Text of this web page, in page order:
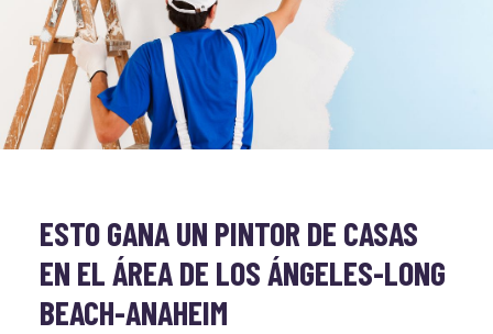
ESTO GANA UN PINTOR DE CASAS
EN EL ÁREA DE LOS ÁNGELES-LONG
BEACH-ANAHEIM